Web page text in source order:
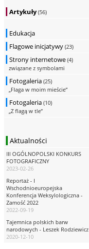
Artykuły (56)
Edukacja
Flagowe inicjatywy (23)
Strony internetowe (4)
związane z symbolami
Fotogaleria (25)
„Flaga w moim mieście”
Fotogaleria (10)
„Z flagą w tle”
Aktualności
III OGÓLNOPOLSKI KONKURS
FOTOGRAFICZNY
2023-02-26
Reportaż - I
Wschodnioeuropejska
Konferencja Weksylologiczna -
Zamość 2022
2022-09-19
Tajemnica polskich barw
narodowych - Leszek Rodziewicz
2020-12-10